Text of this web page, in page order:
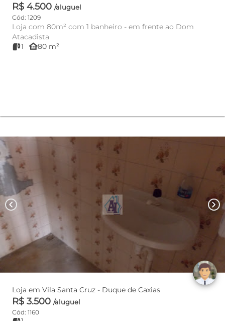
R$ 4.500 /aluguel
Cód: 1209
Loja com 80m² com 1 banheiro - em frente ao Dom
Atacadista
1
other_houses80 m²
chevron_left chevron_right
Loja em Vila Santa Cruz - Duque de Caxias
R$ 3.500 /aluguel
Cód: 1160